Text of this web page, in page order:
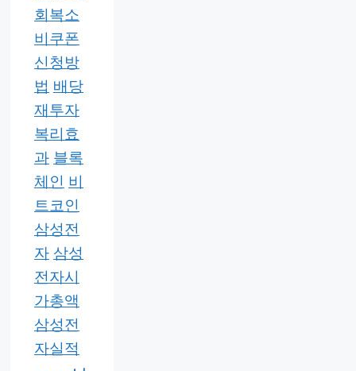
회복소
비쿠폰
신청방
법 배당
재투자
복리효
과 블록
체인 비
트코인
삼성전
자 삼성
전자시
가총액
삼성전
자실적